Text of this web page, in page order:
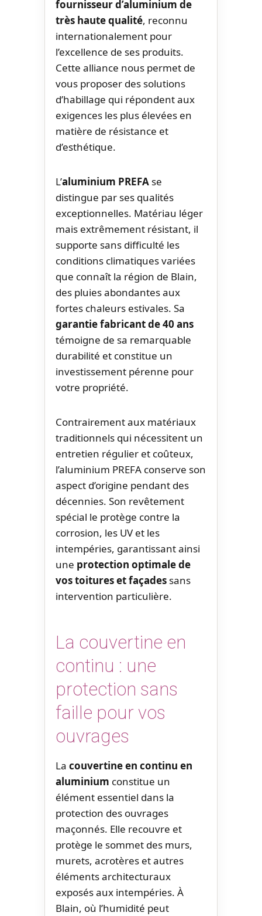
fournisseur d’aluminium de
très haute qualité, reconnu
internationalement pour
l’excellence de ses produits.
Cette alliance nous permet de
vous proposer des solutions
d’habillage qui répondent aux
exigences les plus élevées en
matière de résistance et
d’esthétique.
L’aluminium PREFA se
distingue par ses qualités
exceptionnelles. Matériau léger
mais extrêmement résistant, il
supporte sans difficulté les
conditions climatiques variées
que connaît la région de Blain,
des pluies abondantes aux
fortes chaleurs estivales. Sa
garantie fabricant de 40 ans
témoigne de sa remarquable
durabilité et constitue un
investissement pérenne pour
votre propriété.
Contrairement aux matériaux
traditionnels qui nécessitent un
entretien régulier et coûteux,
l’aluminium PREFA conserve son
aspect d’origine pendant des
décennies. Son revêtement
spécial le protège contre la
corrosion, les UV et les
intempéries, garantissant ainsi
une protection optimale de
vos toitures et façades sans
intervention particulière.
La couvertine en
continu : une
protection sans
faille pour vos
ouvrages
La couvertine en continu en
aluminium constitue un
élément essentiel dans la
protection des ouvrages
maçonnés. Elle recouvre et
protège le sommet des murs,
murets, acrotères et autres
éléments architecturaux
exposés aux intempéries. À
Blain, où l’humidité peut